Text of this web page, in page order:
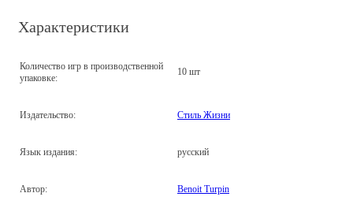
Характеристики
Количество игр в производственной
упаковке:
10 шт
Издательство: Стиль Жизни
Язык издания: русский
Автор: Benoit Turpin